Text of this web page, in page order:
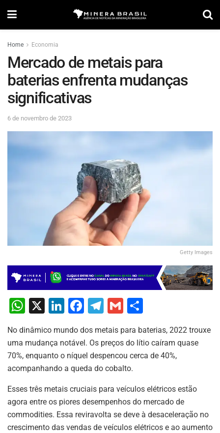
Home Economia
Mercado de metais para
baterias enfrenta mudanças
significativas
6 de novembro de 2023
Getty Images
W
h
at
s
A
p
p
X
Li
k
e
dI
n
F
c
e
b
o
o
k
T
e
gr
a
m
G
ai
l
ar
e
No dinâmico mundo dos metais para baterias, 2022 trouxe
uma mudança notável. Os preços do lítio caíram quase
70%, enquanto o níquel despencou cerca de 40%,
acompanhando a queda do cobalto.
Esses três metais cruciais para veículos elétricos estão
agora entre os piores desempenhos do mercado de
commodities. Essa reviravolta se deve à desaceleração no
crescimento das vendas de veículos elétricos e ao aumento